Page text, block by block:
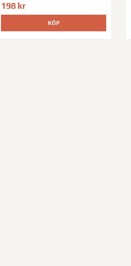
198 kr
KÖP